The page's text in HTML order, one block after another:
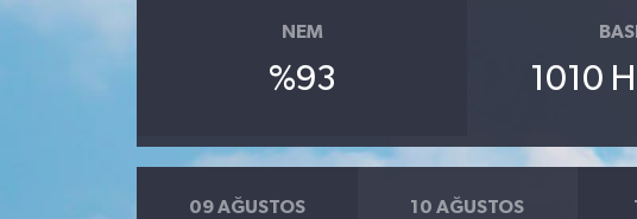
NEM
%93 1010
09 AĞUSTOS 10 AĞUSTOS